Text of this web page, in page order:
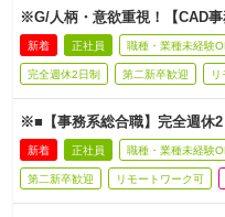
※G/人柄・意欲重視！【CAD
新着 正社員 職種・業種未経験
完全週休2日制 第二新卒歓迎
※■【事務系総合職】完全週休
新着 正社員 職種・業種未経験
第二新卒歓迎 リモートワーク可